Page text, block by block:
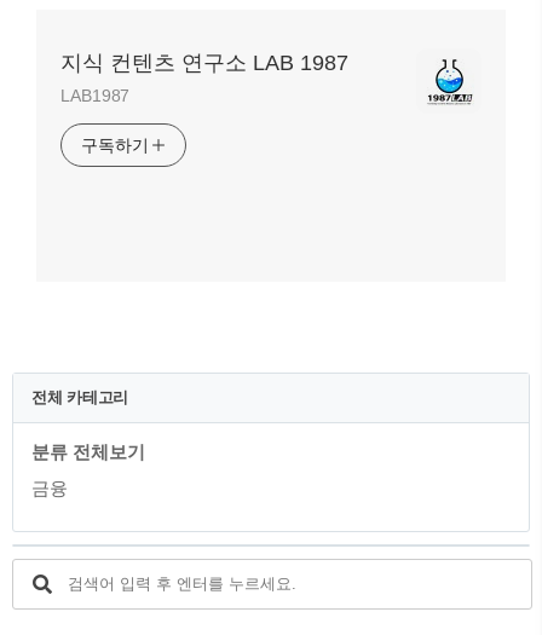
지식 컨텐츠 연구소 LAB 1987
LAB1987
구독하기
전체 카테고리
분류 전체보기
금융